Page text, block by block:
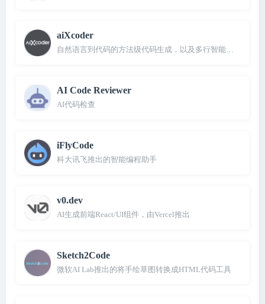
aiXcoder
自然语言到代码的方法级代码生成，以及多行智能代码补全
AI Code Reviewer
AI代码检查
iFlyCode
科大讯飞推出的智能编程助手
v0.dev
AI生成前端React/UI组件，由Vercel推出
Sketch2Code
微软AI Lab推出的将手绘草图转换成HTML代码工具